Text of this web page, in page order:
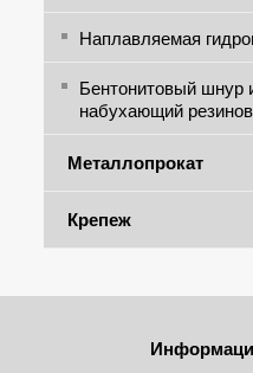
Наплавляемая
Бентонитовый шнур
набухающий
Металлопрокат
Крепеж